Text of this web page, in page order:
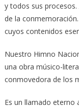
y todos sus
de la
cuyos contenidos
Nuestro Himno
una obra músico-
conmovedora de los
Es un llamado eterno